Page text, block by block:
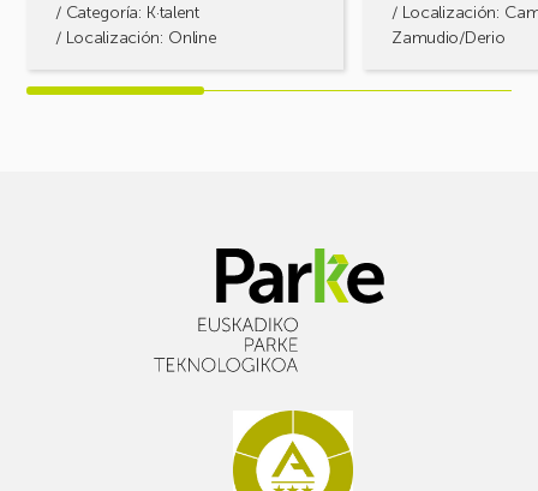
/ Categoría: K·talent
/ Localización: Online
/ Localización:
Zamudio/Derio